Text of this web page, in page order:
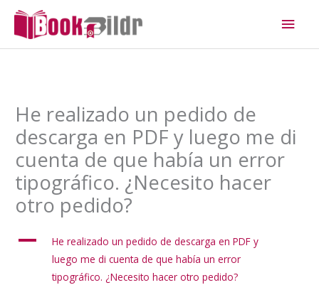
contenido
He realizado un pedido de
descarga en PDF y luego me di
cuenta de que había un error
tipográfico. ¿Necesito hacer
otro pedido?
A
He realizado un pedido de descarga en PDF y
luego me di cuenta de que había un error
tipográfico. ¿Necesito hacer otro pedido?